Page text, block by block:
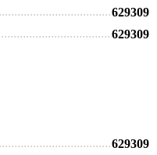
629309
629309
629309